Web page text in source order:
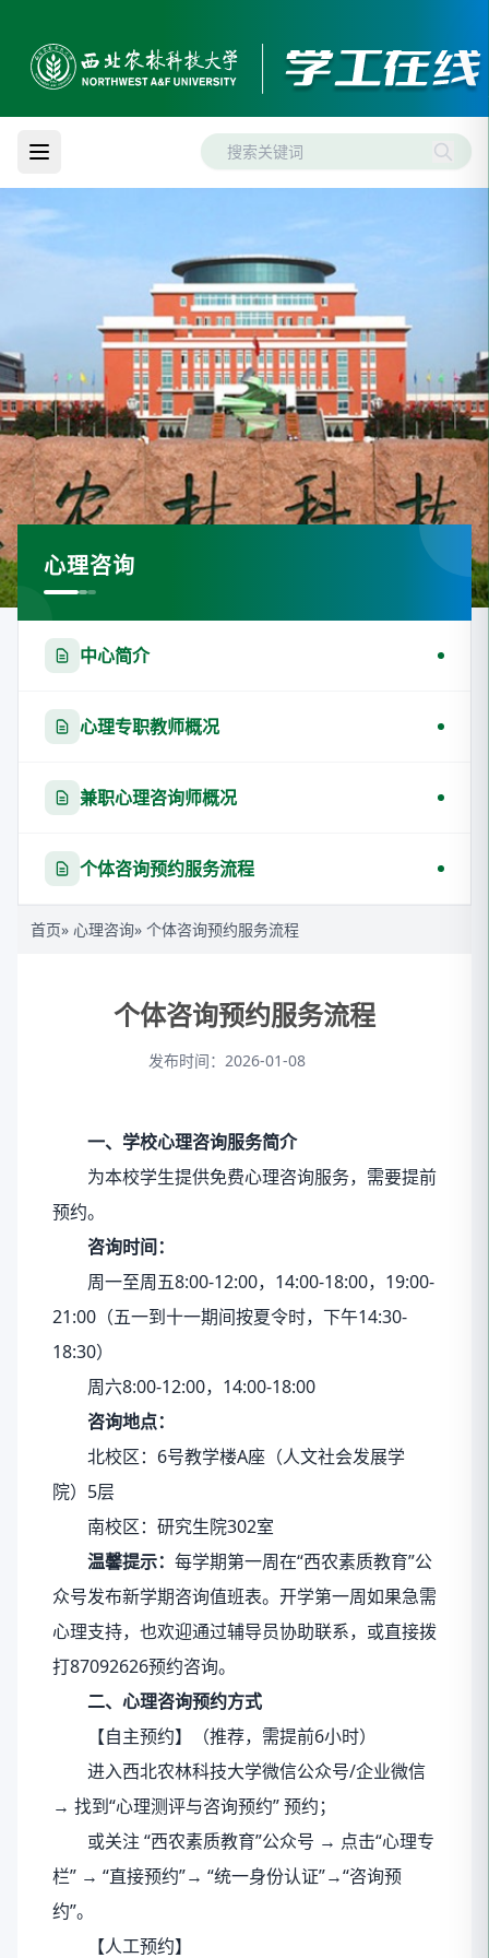
心理咨询
中心简介
心理专职教师概况
兼职心理咨询师概况
个体咨询预约服务流程
首页» 心理咨询» 个体咨询预约服务流程
个体咨询预约服务流程
发布时间：2026-01-08
一、学校心理咨询服务简介
为本校学生提供免费心理咨询服务，需要提前
预约。
咨询时间：
周一至周五8:00-12:00，14:00-18:00，19:00-
21:00（五一到十一期间按夏令时，下午14:30-
18:30）
周六8:00-12:00，14:00-18:00
咨询地点：
北校区：6号教学楼A座（人文社会发展学
院）5层
南校区：研究生院302室
温馨提示： 每学期第一周在“西农素质教育”公
众号发布新学期咨询值班表。开学第一周如果急需
心理支持，也欢迎通过辅导员协助联系，或直接拨
打87092626预约咨询。
二、心理咨询预约方式
【自主预约】（推荐，需提前6小时）
进入西北农林科技大学微信公众号/企业微信
→ 找到“心理测评与咨询预约” 预约；
或关注 “西农素质教育”公众号 → 点击“心理专
栏” → “直接预约”→ “统一身份认证”→“咨询预
约”。
【人工预约】